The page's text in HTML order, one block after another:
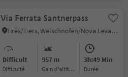
Via Ferrata Santnerpass
Tires/Tiers, Welschnofen/Nova Levante, Dolomites Region Eggental
Difficult
Difficulté
957 m
Gain d'altitude
3h:49 Min
durée